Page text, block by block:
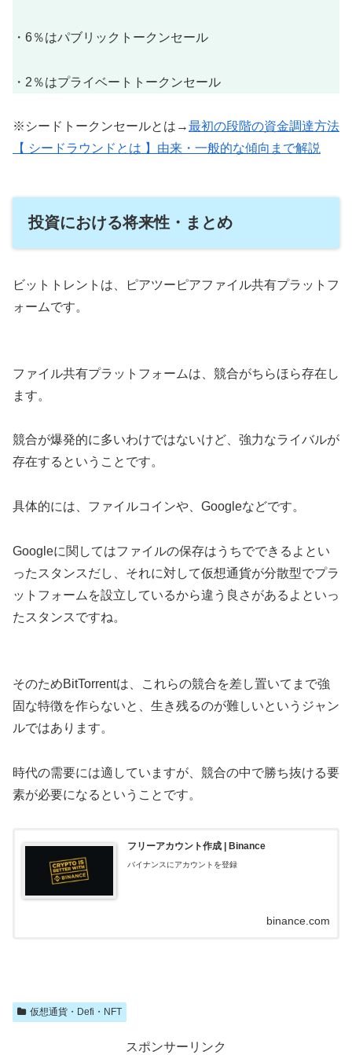
・6％はパブリックトークンセール
・2％はプライベートトークンセール
※シードトークンセールとは→最初の段階の資金調達方法
【 シードラウンドとは 】由来・一般的な傾向まで解説
投資における将来性・まとめ
ビットトレントは、ピアツーピアファイル共有プラットフ
ォームです。
ファイル共有プラットフォームは、競合がちらほら存在し
ます。
競合が爆発的に多いわけではないけど、強力なライバルが
存在するということです。
具体的には、ファイルコインや、Googleなどです。
Googleに関してはファイルの保存はうちでできるよとい
ったスタンスだし、それに対して仮想通貨が分散型でプラ
ットフォームを設立しているから違う良さがあるよといっ
たスタンスですね。
そのためBitTorrentは、これらの競合を差し置いてまで強
固な特徴を作らないと、生き残るのが難しいというジャン
ルではあります。
時代の需要には適していますが、競合の中で勝ち抜ける要
素が必要になるということです。
フリーアカウント作成 | Binance
バイナンスにアカウントを登録
binance.com
仮想通貨・Defi・NFT
スポンサーリンク